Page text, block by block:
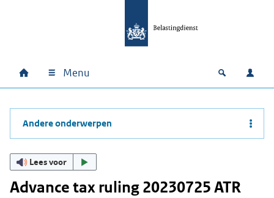
Hoofdnavigatie
Home Menu Open
Andere onderwerpen
Lees voor
Advance tax ruling 20230725 ATR